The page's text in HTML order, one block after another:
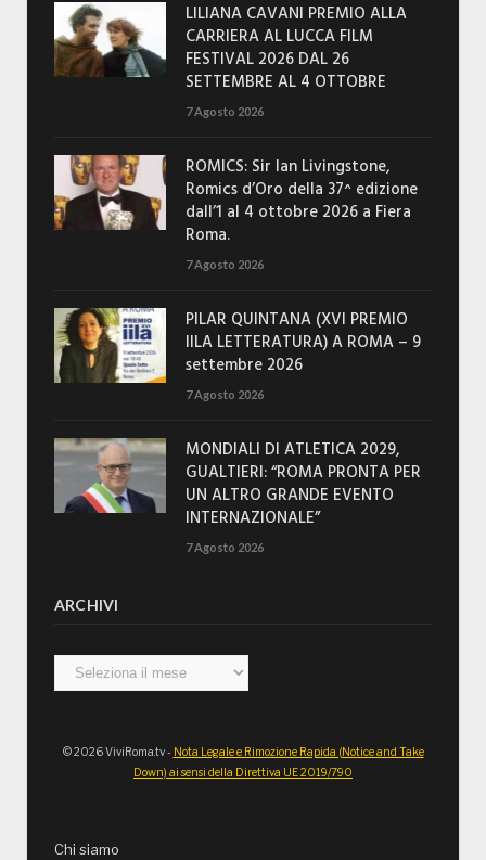
LILIANA CAVANI PREMIO ALLA
CARRIERA AL LUCCA FILM
FESTIVAL 2026 DAL 26
SETTEMBRE AL 4 OTTOBRE
7 Agosto 2026
ROMICS: Sir Ian Livingstone,
Romics d’Oro della 37^ edizione
dall’1 al 4 ottobre 2026 a Fiera
Roma.
7 Agosto 2026
PILAR QUINTANA (XVI PREMIO
IILA LETTERATURA) A ROMA – 9
settembre 2026
7 Agosto 2026
MONDIALI DI ATLETICA 2029,
GUALTIERI: “ROMA PRONTA PER
UN ALTRO GRANDE EVENTO
INTERNAZIONALE”
7 Agosto 2026
ARCHIVI
Archivi
© 2026 ViviRoma.tv - Nota Legale e Rimozione Rapida (Notice and Take
Down) ai sensi della Direttiva UE 2019/790
Chi siamo